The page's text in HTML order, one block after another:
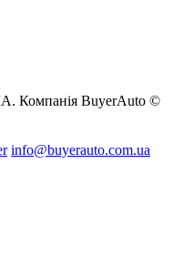
Компанія BuyerAuto ©
info@buyerauto.com.ua